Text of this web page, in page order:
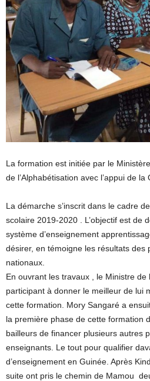
La formation est initiée par le
de l’Alphabétisation avec l’appui de la
La démarche s’inscrit dans le cadre
scolaire 2019-2020 . L’objectif est de
système d’enseignement
désirer, en témoigne les résultats des
nationaux.
En ouvrant les travaux , le Ministre de
participant à donner le meilleur de lui
cette formation. Mory Sangaré a
la première phase de cette formation
bailleurs de financer plusieurs autres
enseignants. Le tout pour qualifier
d’enseignement en Guinée. Après
suite ont pris le chemin de Mamou